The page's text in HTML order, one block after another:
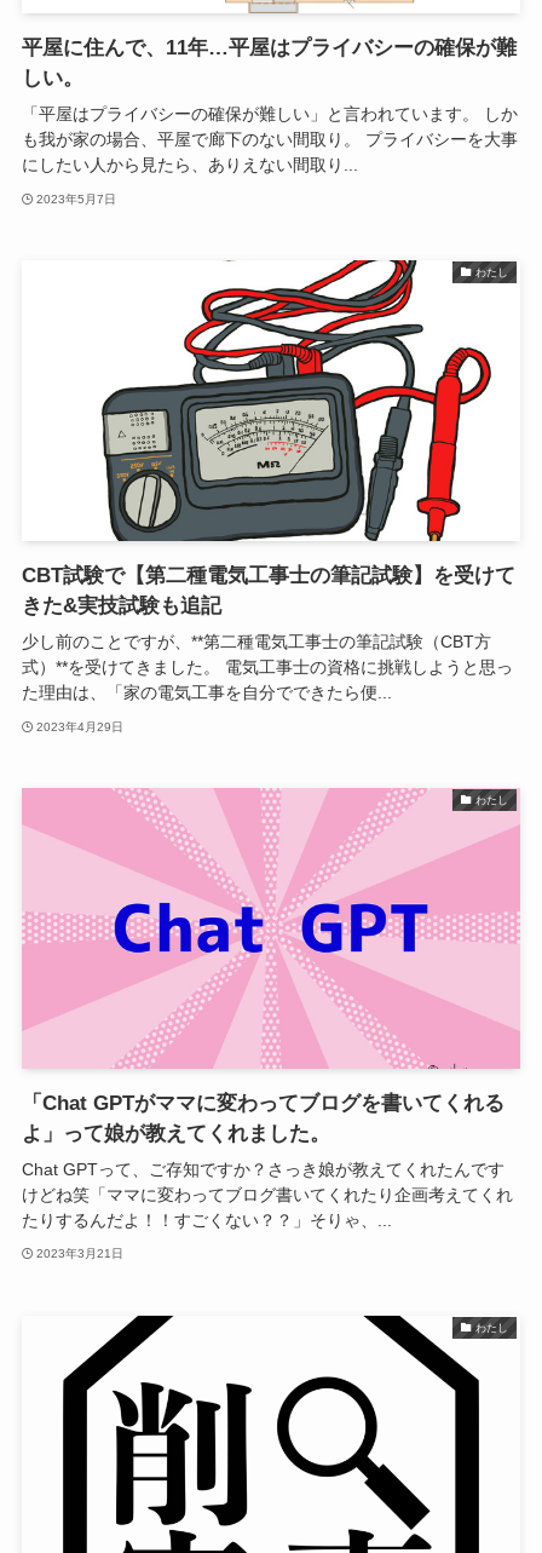
平屋に住んで、11年…平屋はプライバシーの確保が難
しい。
「平屋はプライバシーの確保が難しい」と言われています。 しか
も我が家の場合、平屋で廊下のない間取り。 プライバシーを大事
にしたい人から見たら、ありえない間取り...
2023年5月7日
わたし
CBT試験で【第二種電気工事士の筆記試験】を受けて
きた&実技試験も追記
少し前のことですが、**第二種電気工事士の筆記試験（CBT方
式）**を受けてきました。 電気工事士の資格に挑戦しようと思っ
た理由は、「家の電気工事を自分でできたら便...
2023年4月29日
わたし
「Chat GPTがママに変わってブログを書いてくれる
よ」って娘が教えてくれました。
Chat GPTって、ご存知ですか？さっき娘が教えてくれたんです
けどね笑「ママに変わってブログ書いてくれたり企画考えてくれ
たりするんだよ！！すごくない？？」そりゃ、...
2023年3月21日
わたし